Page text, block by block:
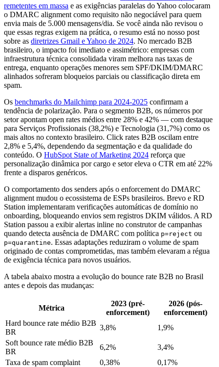
remetentes em massa e as exigências paralelas do Yahoo colocaram
o DMARC alignment como requisito não negociável para quem
envia mais de 5.000 mensagens/dia. Se você ainda não revisou o
que essas regras exigem na prática, o resumo está no nosso post
sobre as diretrizes Gmail e Yahoo de 2024. No mercado B2B
brasileiro, o impacto foi imediato e assimétrico: empresas com
infraestrutura técnica consolidada viram melhora nas taxas de
entrega, enquanto operações menores sem SPF/DKIM/DMARC
alinhados sofreram bloqueios parciais ou classificação direta em
spam.
Os benchmarks do Mailchimp para 2024-2025 confirmam a
tendência de polarização. Para o segmento B2B, os números por
setor apontam open rates médios entre 28% e 42% — com destaque
para Serviços Profissionais (38,2%) e Tecnologia (31,7%) como os
mais altos no contexto brasileiro. Click rates B2B oscilam entre
2,8% e 5,4%, dependendo da segmentação e da qualidade do
conteúdo. O HubSpot State of Marketing 2024 reforça que
personalização dinâmica por cargo e setor eleva o CTR em até 22%
frente a disparos genéricos.
O comportamento dos senders após o enforcement do DMARC
alignment mudou o ecossistema de ESPs brasileiros. Brevo e RD
Station implementaram verificações automáticas de domínio no
onboarding, bloqueando envios sem registros DKIM válidos. A RD
Station passou a exibir alertas inline no construtor de campanhas
quando detecta ausência de DMARC com política p=reject ou
p=quarantine. Essas adaptações reduziram o volume de spam
originado de contas comprometidas, mas também elevaram a régua
de exigência técnica para novos usuários.
A tabela abaixo mostra a evolução do bounce rate B2B no Brasil
antes e depois das mudanças:
Métrica
2023 (pré-
enforcement)
2026 (pós-
enforcement)
Hard bounce rate médio B2B
BR
3,8%
1,9%
Soft bounce rate médio B2B
BR
6,2%
3,4%
Taxa de spam complaint
0,38%
0,17%